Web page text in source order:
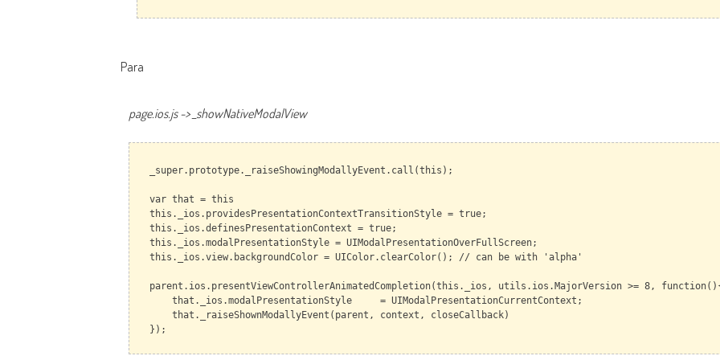
Para
page.ios.js -> _showNativeModalView
_super.prototype._raiseShowingModallyEvent.call(this);
var that = this
this._ios.providesPresentationContextTransitionStyle = true;
this._ios.definesPresentationContext = true;
this._ios.modalPresentationStyle = UIModalPresentationOverFullScreen;
this._ios.view.backgroundColor = UIColor.clearColor(); // can be with 'alpha'
parent.ios.presentViewControllerAnimatedCompletion(this._ios, utils.ios.MajorVersion >= 8,
that._ios.modalPresentationStyle = UIModalPresentationCurrentContext;
that._raiseShownModallyEvent(parent, context, closeCallback)
});